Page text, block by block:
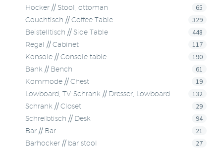
Hocker // Stool, ottoman 65
Couchtisch // Coffee Table 329
Beistelltisch // Side Table 448
Regal // Cabinet 117
Konsole // Console table 190
Bank // Bench 61
Kommode // Chest 19
Lowboard, TV-Schrank // Dresser, Lowboard 132
Schrank // Closet 29
Schreibtisch // Desk 94
Bar // Bar 21
Barhocker // bar stool 27